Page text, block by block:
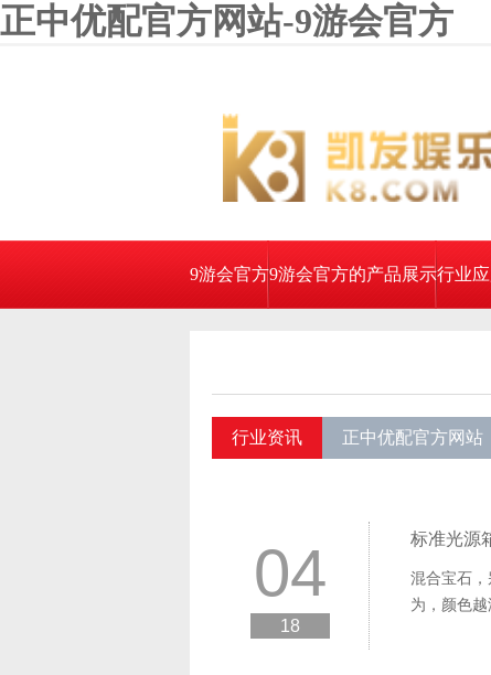
正中优配官方网站-9游会官方
9游会官方9游会官方的产品展示行业应
行业资讯 正中优配官方网站
04
18
标准光源
混合宝石
为，颜色